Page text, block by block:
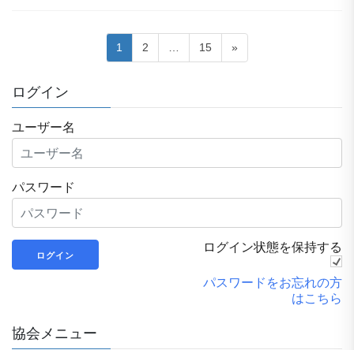
の
ペ
ー
ジ
送
り
ペ
ー
1
ペ
ー
2
ペ
ー
15 »
ログイン
ユーザー名
パスワード
ログイン状態を保持する
パスワードをお忘れの方
はこちら
協会メニュー